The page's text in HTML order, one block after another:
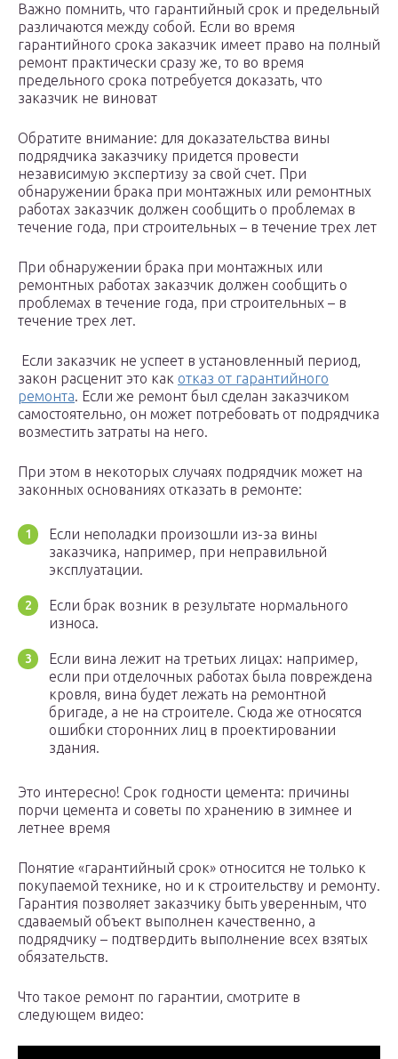
Важно помнить, что гарантийный срок и предельный
различаются между собой. Если во время
гарантийного срока заказчик имеет право на полный
ремонт практически сразу же, то во время
предельного срока потребуется доказать, что
заказчик не виноват
Обратите внимание: для доказательства вины
подрядчика заказчику придется провести
независимую экспертизу за свой счет. При
обнаружении брака при монтажных или ремонтных
работах заказчик должен сообщить о проблемах в
течение года, при строительных – в течение трех лет
При обнаружении брака при монтажных или
ремонтных работах заказчик должен сообщить о
проблемах в течение года, при строительных – в
течение трех лет.
Если заказчик не успеет в установленный период,
закон расценит это как отказ от гарантийного
ремонта. Если же ремонт был сделан заказчиком
самостоятельно, он может потребовать от подрядчика
возместить затраты на него.
При этом в некоторых случаях подрядчик может на
законных основаниях отказать в ремонте:
Если неполадки произошли из-за вины
заказчика, например, при неправильной
эксплуатации.
Если брак возник в результате нормального
износа.
Если вина лежит на третьих лицах: например,
если при отделочных работах была повреждена
кровля, вина будет лежать на ремонтной
бригаде, а не на строителе. Сюда же относятся
ошибки сторонних лиц в проектировании
здания.
Это интересно! Срок годности цемента: причины
порчи цемента и советы по хранению в зимнее и
летнее время
Понятие «гарантийный срок» относится не только к
покупаемой технике, но и к строительству и ремонту.
Гарантия позволяет заказчику быть уверенным, что
сдаваемый объект выполнен качественно, а
подрядчику – подтвердить выполнение всех взятых
обязательств.
Что такое ремонт по гарантии, смотрите в
следующем видео: